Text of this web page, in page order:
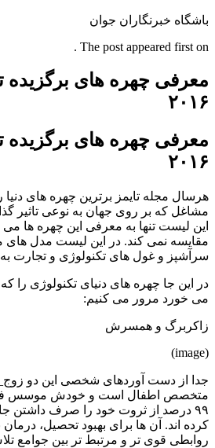
باشگاه خبرنگاران جوان
The post appeared first on .
معرفی چهره های برگزیده
۲۰۱۶
معرفی چهره های برگزیده
۲۰۱۶
هرسال مجله تایمز برترین چهره های دنیا
مشاغل که بر روی جهان به نوعی تاثیر
این لیست تنها به معرفی این چهره ها می
مقایسه نمی کند. در این لیست مدل های
سرآشپز و غول های تکنولوژی و تجارت
در این جا چهره های دنیای تکنولوژی را
می خورد مرور می کنیم:
زاکربرگ و همسرش
(image)
جدا از دست آوردهای شخصی این دو
متخصص اطفال است و خودش موسس
۹۹ درصد از ثروت خود را صرف داشتن
کرده اند. آن ها برای بهبود تحصیل، درمان
روابطی قوی تر و مرتبط تر بین جوامع